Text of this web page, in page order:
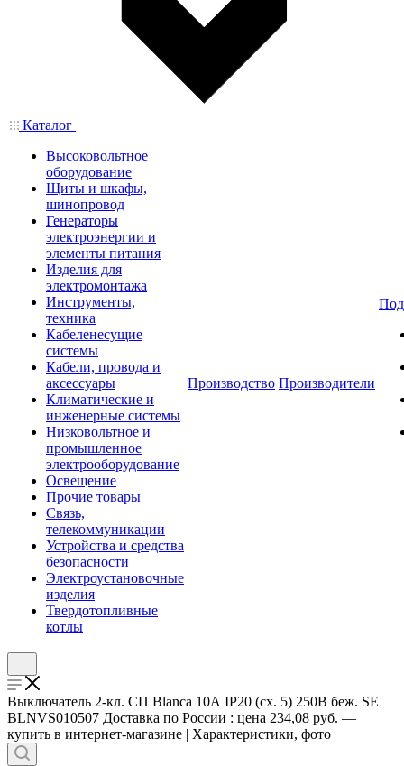
Каталог
Высоковольтное
оборудование
Щиты и шкафы,
шинопровод
Генераторы
электроэнергии и
элементы питания
Изделия для
электромонтажа
Инструменты,
техника
Кабеленесущие
системы
Кабели, провода и
аксессуары
Климатические и
инженерные системы
Низковольтное и
промышленное
электрооборудование
Освещение
Прочие товары
Связь,
телекоммуникации
Устройства и средства
безопасности
Электроустановочные
изделия
Твердотопливные
котлы
Производство Производители
Выключатель 2-кл. СП Blanca 10А IP20 (сх. 5) 250В беж. SE
BLNVS010507 Доставка по России : цена 234,08 руб. —
купить в интернет-магазине | Характеристики, фото